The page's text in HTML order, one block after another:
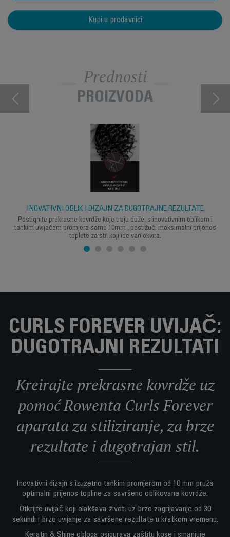
Kupi u prodavnici
Prednosti
PROIZVODA
INOVATIVNI OBLIK I DIZAJN ZA DUGOTRAJNE REZULTATE
Postignite prekrasne kovrdže koje traju duže, s inovativnim oblikom i
tankim uvijačem promjera samo 10mm , postižući maksimalni prijenos
toplote za stil koji ide van okvira.
CURLS FOREVER UVIJAČ:
DUGOTRAJNI REZULTATI
Kreirajte prekrasne kovrdže uz
pomoć Rowenta Curls Forever
aparata za stiliziranje, za brze
rezultate i dugotrajan stil.
Inovativni dizajn s izuzetno tankim promjerom od 10 mm pruža
optimalni prijenos topline za savršeno oblikovane kovrdže.
Otkrijte uvijač koji olakšava život, uz brzo zagrijavanje od 30
sekundi i brzo uvijanje za savršene rezultate u kratkom vremenu.
Keratin & Shine obloga osigurava zaštitu kose i smanjuje